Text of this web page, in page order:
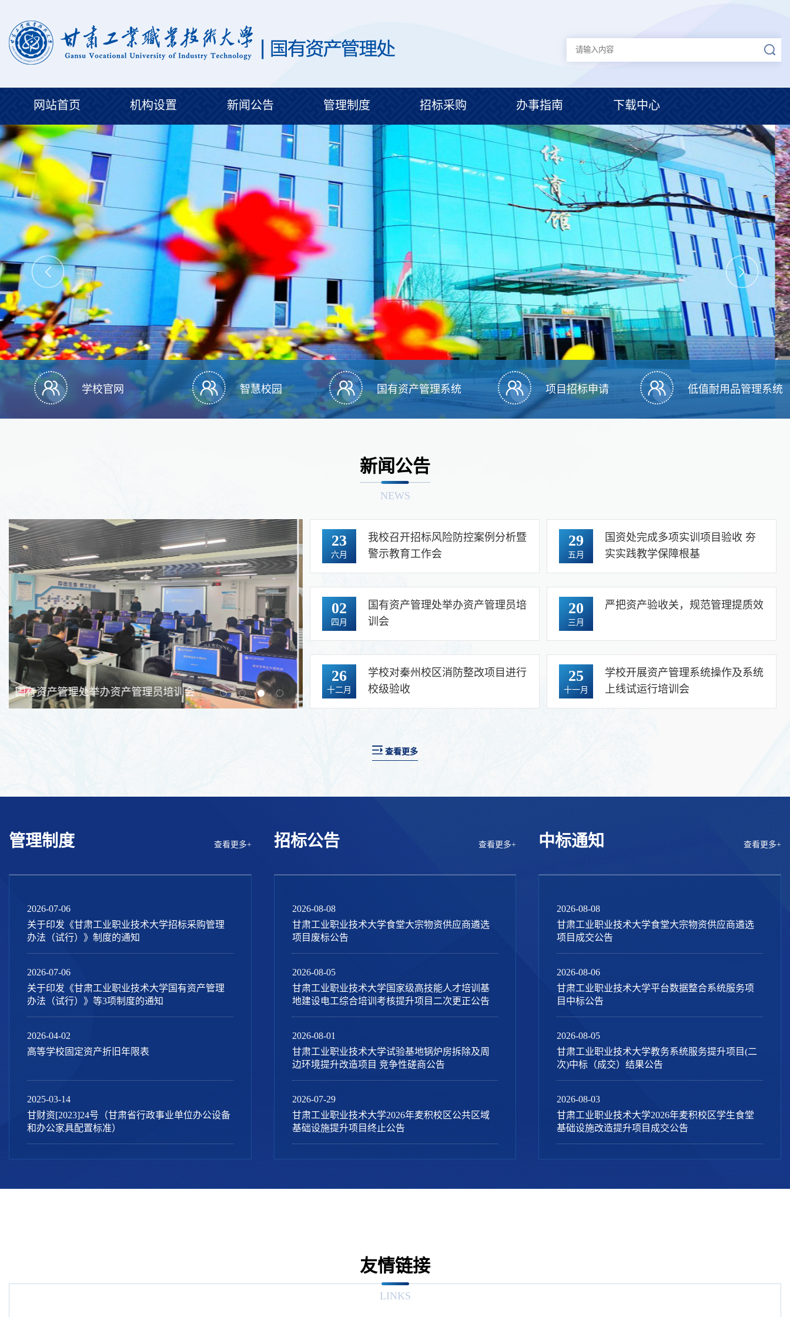
网站首页 机构设置 新闻公告 管理制度 招标采购 办事指南 下载中心
学校官网 智慧校园 国有资产管理系统 项目招标申请 低值耐用品管理系统
新闻公告
NEWS
严把资产验收关，规范管理提质效 学校对秦州校区消防整改项目进行校级验收
23
六月
我校召开招标风险防控案例分析暨
警示教育工作会
29
五月
国资处完成多项实训项目验收 夯
实实践教学保障根基
02
四月
国有资产管理处举办资产管理员培
训会
20
三月
严把资产验收关，规范管理提质效
26
十二月
学校对秦州校区消防整改项目进行
校级验收
25
十一月
学校开展资产管理系统操作及系统
上线试运行培训会
查看更多
管理制度 查看更多+
2026-07-06
关于印发《甘肃工业职业技术大学招标采购管理
办法（试行）》制度的通知
2026-07-06
关于印发《甘肃工业职业技术大学国有资产管理
办法（试行）》等3项制度的通知
2026-04-02
高等学校固定资产折旧年限表
2025-03-14
甘财资[2023]24号（甘肃省行政事业单位办公设备
和办公家具配置标准）
招标公告 查看更多+
2026-08-08
甘肃工业职业技术大学食堂大宗物资供应商遴选
项目废标公告
2026-08-05
甘肃工业职业技术大学国家级高技能人才培训基
地建设电工综合培训考核提升项目二次更正公告
2026-08-01
甘肃工业职业技术大学试验基地锅炉房拆除及周
边环境提升改造项目 竞争性磋商公告
2026-07-29
甘肃工业职业技术大学2026年麦积校区公共区域
基础设施提升项目终止公告
中标通知 查看更多+
2026-08-08
甘肃工业职业技术大学食堂大宗物资供应商遴选
项目成交公告
2026-08-06
甘肃工业职业技术大学平台数据整合系统服务项
目中标公告
2026-08-05
甘肃工业职业技术大学教务系统服务提升项目(二
次)中标（成交）结果公告
2026-08-03
甘肃工业职业技术大学2026年麦积校区学生食堂
基础设施改造提升项目成交公告
友情链接
LINKS